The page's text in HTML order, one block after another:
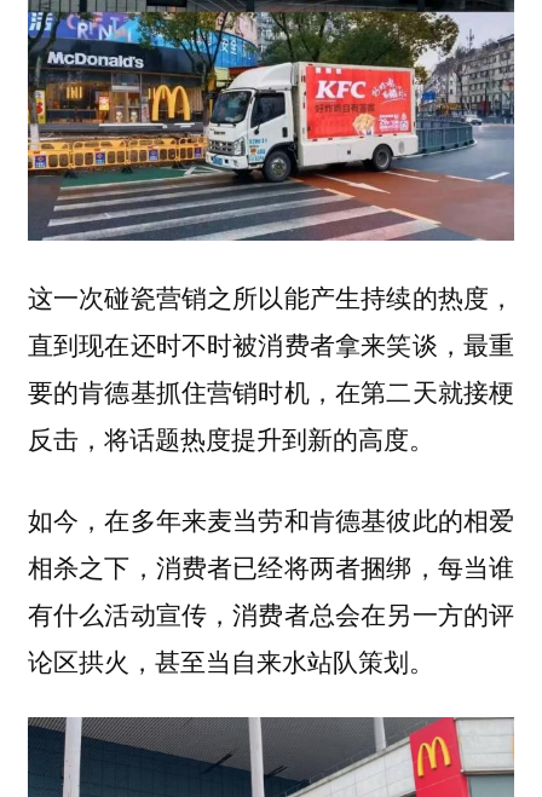
这一次碰瓷营销之所以能产生持续的热度，
直到现在还时不时被消费者拿来笑谈，最重
要的肯德基抓住营销时机，在第二天就接梗
反击，将话题热度提升到新的高度。
如今，在多年来麦当劳和肯德基彼此的相爱
相杀之下，消费者已经将两者捆绑，每当谁
有什么活动宣传，消费者总会在另一方的评
论区拱火，甚至当自来水站队策划。